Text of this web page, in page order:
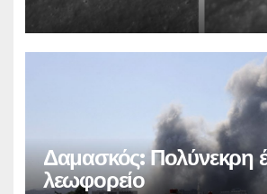
Δαμασκός: Πολύνεκρη
λεωφορείο